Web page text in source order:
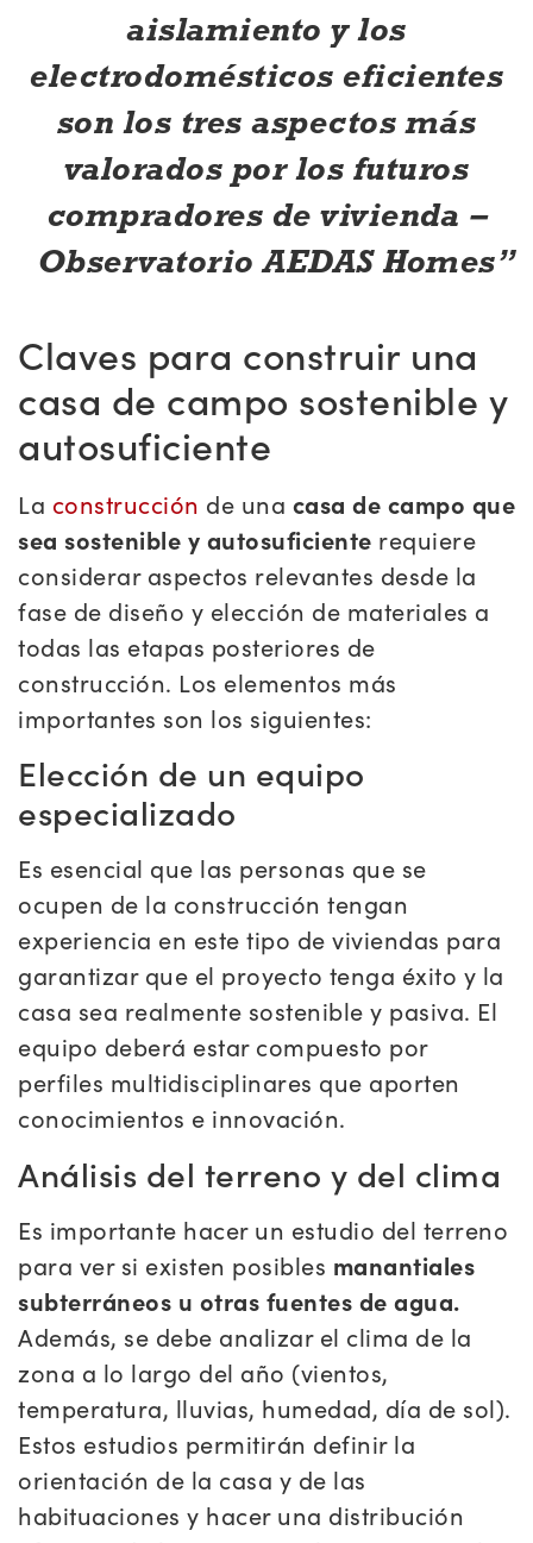
aislamiento y los
electrodomésticos eficientes
son los tres aspectos más
valorados por los futuros
compradores de vivienda –
Observatorio AEDAS Homes
Claves para construir una
casa de campo sostenible y
autosuficiente
La construcción de una casa de campo que
sea sostenible y autosuficiente requiere
considerar aspectos relevantes desde la
fase de diseño y elección de materiales a
todas las etapas posteriores de
construcción. Los elementos más
importantes son los siguientes:
Elección de un equipo
especializado
Es esencial que las personas que se
ocupen de la construcción tengan
experiencia en este tipo de viviendas para
garantizar que el proyecto tenga éxito y la
casa sea realmente sostenible y pasiva. El
equipo deberá estar compuesto por
perfiles multidisciplinares que aporten
conocimientos e innovación.
Análisis del terreno y del clima
Es importante hacer un estudio del terreno
para ver si existen posibles manantiales
subterráneos u otras fuentes de agua.
Además, se debe analizar el clima de la
zona a lo largo del año (vientos,
temperatura, lluvias, humedad, día de sol).
Estos estudios permitirán definir la
orientación de la casa y de las
habituaciones y hacer una distribución